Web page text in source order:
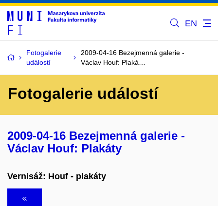
EN
Fotogalerie
událostí
2009-04-16 Bezejmenná galerie -
Václav Houf: Plaká…
Fotogalerie událostí
2009-04-16 Bezejmenná galerie -
Václav Houf: Plakáty
Vernisáž: Houf - plakáty